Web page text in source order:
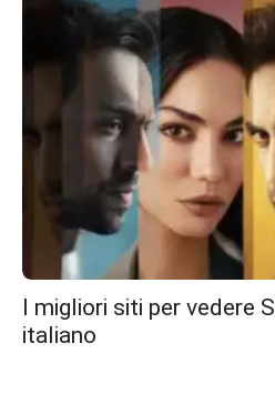
I migliori siti per vedere
italiano